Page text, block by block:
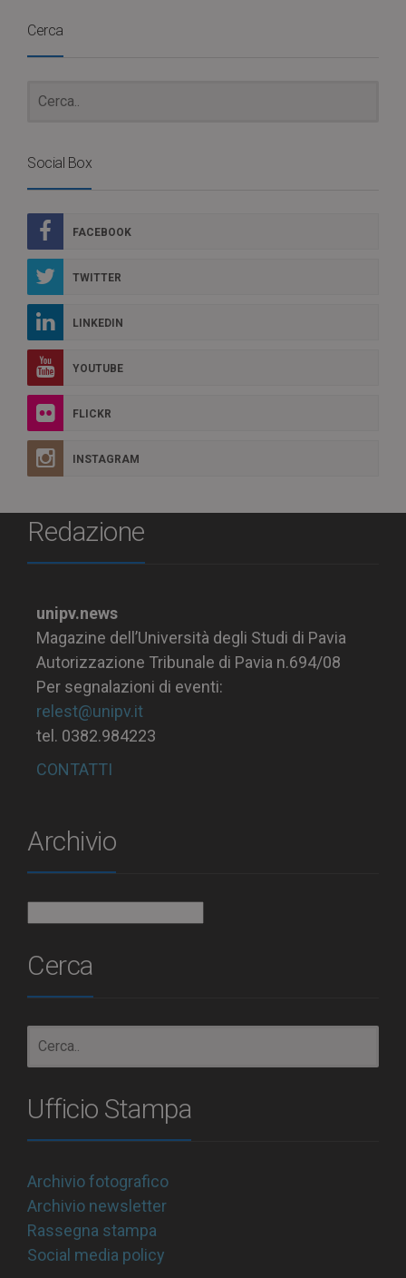
Cerca
Social Box
FACEBOOK
TWITTER
LINKEDIN
YOUTUBE
FLICKR
INSTAGRAM
Redazione
unipv.news
Magazine dell’Università degli Studi di Pavia
Autorizzazione Tribunale di Pavia n.694/08
Per segnalazioni di eventi:
relest@unipv.it
tel. 0382.984223
CONTATTI
Archivio
Cerca
Ufficio Stampa
Archivio fotografico
Archivio newsletter
Rassegna stampa
Social media policy